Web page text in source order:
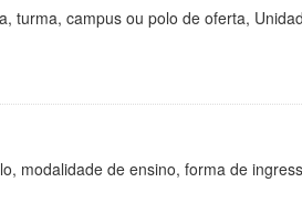
turma, campus ou polo de oferta,
modalidade de ensino, forma de